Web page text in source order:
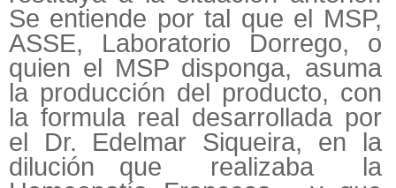
Se entiende por tal que el MSP,
ASSE, Laboratorio Dorrego, o
quien el MSP disponga, asuma
la producción del producto, con
la formula real desarrollada por
el Dr. Edelmar Siqueira, en la
dilución que realizaba la